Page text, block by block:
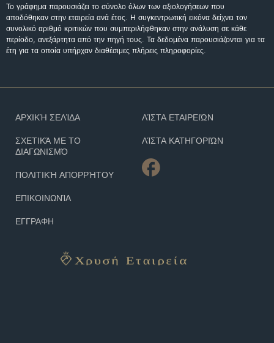
Το γράφημα παρουσιάζει το σύνολο όλων των αξιολογήσεων που
αποδόθηκαν στην εταιρεία ανά έτος. Η συγκεντρωτική εικόνα δείχνει τον
συνολικό αριθμό κριτικών που συμπεριλήφθηκαν στην ανάλυση σε κάθε
περίοδο, ανεξάρτητα από την πηγή τους. Τα δεδομένα παρουσιάζονται για τα
έτη για τα οποία υπήρχαν διαθέσιμες πλήρεις πληροφορίες.
ΑΡΧΙΚΉ ΣΕΛΊΔΑ
ΣΧΕΤΙΚΆ ΜΕ ΤΟ
ΔΙΑΓΩΝΙΣΜΌ
ΠΟΛΙΤΙΚΉ ΑΠΟΡΡΉΤΟΥ
ΕΠΙΚΟΙΝΩΝΊΑ
ΕΓΓΡΑΦΗ
ΛΊΣΤΑ ΕΤΑΙΡΕΙΏΝ
ΛΊΣΤΑ ΚΑΤΗΓΟΡΙΏΝ